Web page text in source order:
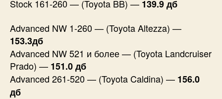
Stock 161-260 — (Toyota BB) — 139.9 дб
Advanced NW 1-260 — (Toyota Altezza) —
153.3дб
Advanced NW 521 и более — (Toyota Landcruiser
Prado) — 151.0 дб
Advanced 261-520 — (Toyota Caldina) — 156.0
дб